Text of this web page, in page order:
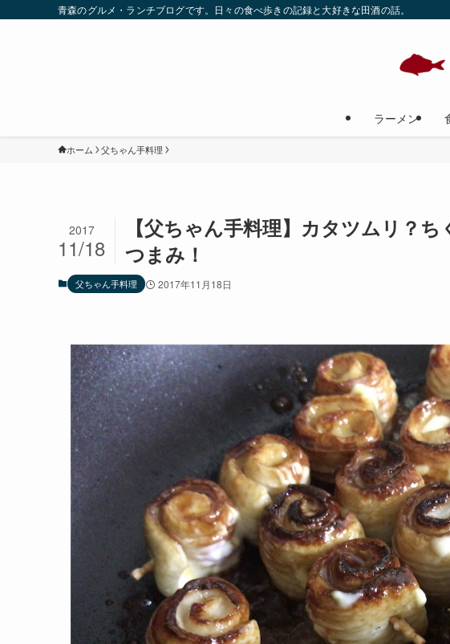
青森のグルメ・ランチブログです。日々の食べ歩きの記録と大好きな田酒の話。
ラーメン
ホーム 父ちゃん手料理
【父ちゃん手料理】カタツムリ？
つまみ！
2017
11/18
父ちゃん手料理 2017年11月18日